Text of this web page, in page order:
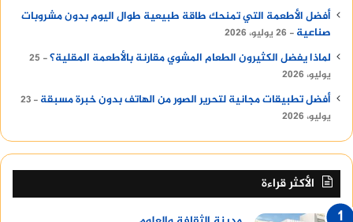
أفضل الأطعمة التي تمنحك طاقة طبيعية طوال اليوم بدون مشروبات
صناعية
26 يوليو، 2026
لماذا يفضل الكثيرون الطعام المشوي مقارنة بالأطعمة المقلية؟
25
يوليو، 2026
أفضل تطبيقات مجانية لتحرير الصور من الهاتف بدون خبرة مسبقة
23
يوليو، 2026
الأكثر قراءة